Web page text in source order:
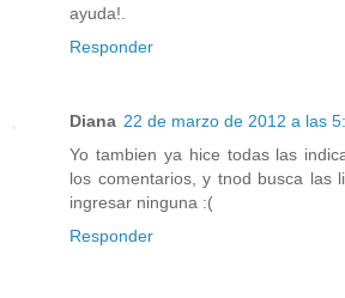
ayuda!.
Responder
Diana 22 de marzo de 2012 a las
Yo tambien ya hice todas las
los comentarios, y tnod busca las
ingresar ninguna :(
Responder